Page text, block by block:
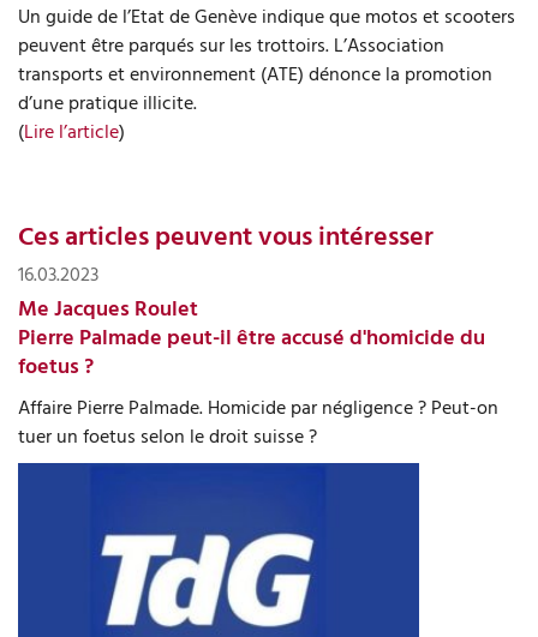
Un guide de l’Etat de Genève indique que motos et scooters
peuvent être parqués sur les trottoirs. L’Association
transports et environnement (ATE) dénonce la promotion
d’une pratique illicite.
(Lire l’article)
Ces articles peuvent vous intéresser
16.03.2023
Me Jacques Roulet
Pierre Palmade peut-il être accusé d'homicide du
foetus ?
Affaire Pierre Palmade. Homicide par négligence ? Peut-on
tuer un foetus selon le droit suisse ?